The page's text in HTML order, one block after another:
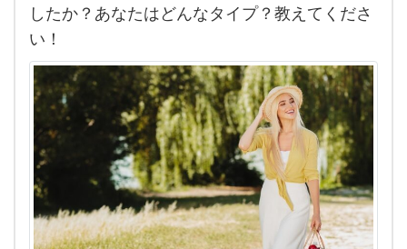
な
た
は
あ
る晴
したか？あなたはどんなタイプ？教えてくださ
い！